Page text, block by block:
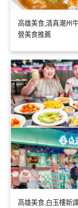
高雄美食,清真潮州
營美食推薦
高雄美食,白玉樓新